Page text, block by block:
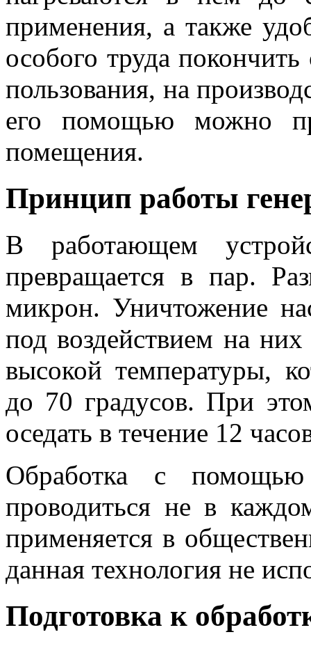
применения, а также
особого труда
пользования, на
его помощью можно
помещения.
Принцип работы
В работающем
превращается в пар.
микрон. Уничтожение
под воздействием на
высокой температуры,
до 70 градусов. При
оседать в течение 12
Обработка с помощью
проводиться не в
применяется в
данная технология не
Подготовка к